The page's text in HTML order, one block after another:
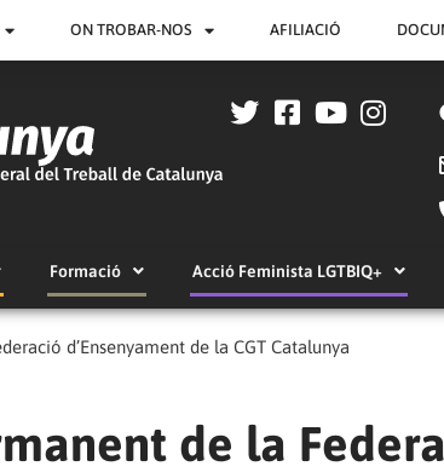
ON TROBAR-NOS AFILIACIÓ
Formació Acció Feminista LGTBIQ+
d’Ensenyament de la CGT Catalunya
de la